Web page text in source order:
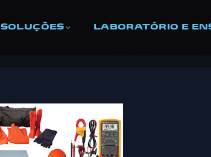
SOLUÇÕES LABORATÓRIO E